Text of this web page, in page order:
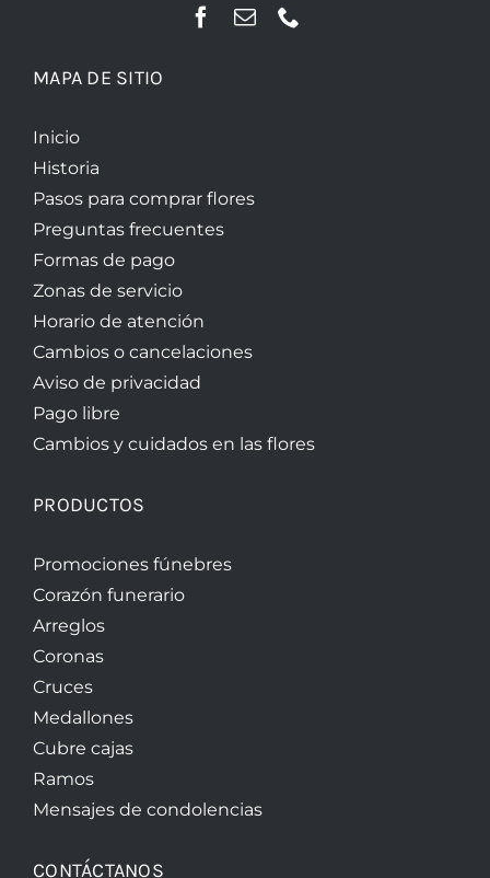
MAPA DE SITIO
Inicio
Historia
Pasos para comprar flores
Preguntas frecuentes
Formas de pago
Zonas de servicio
Horario de atención
Cambios o cancelaciones
Aviso de privacidad
Pago libre
Cambios y cuidados en las flores
PRODUCTOS
Promociones fúnebres
Corazón funerario
Arreglos
Coronas
Cruces
Medallones
Cubre cajas
Ramos
Mensajes de condolencias
CONTÁCTANOS